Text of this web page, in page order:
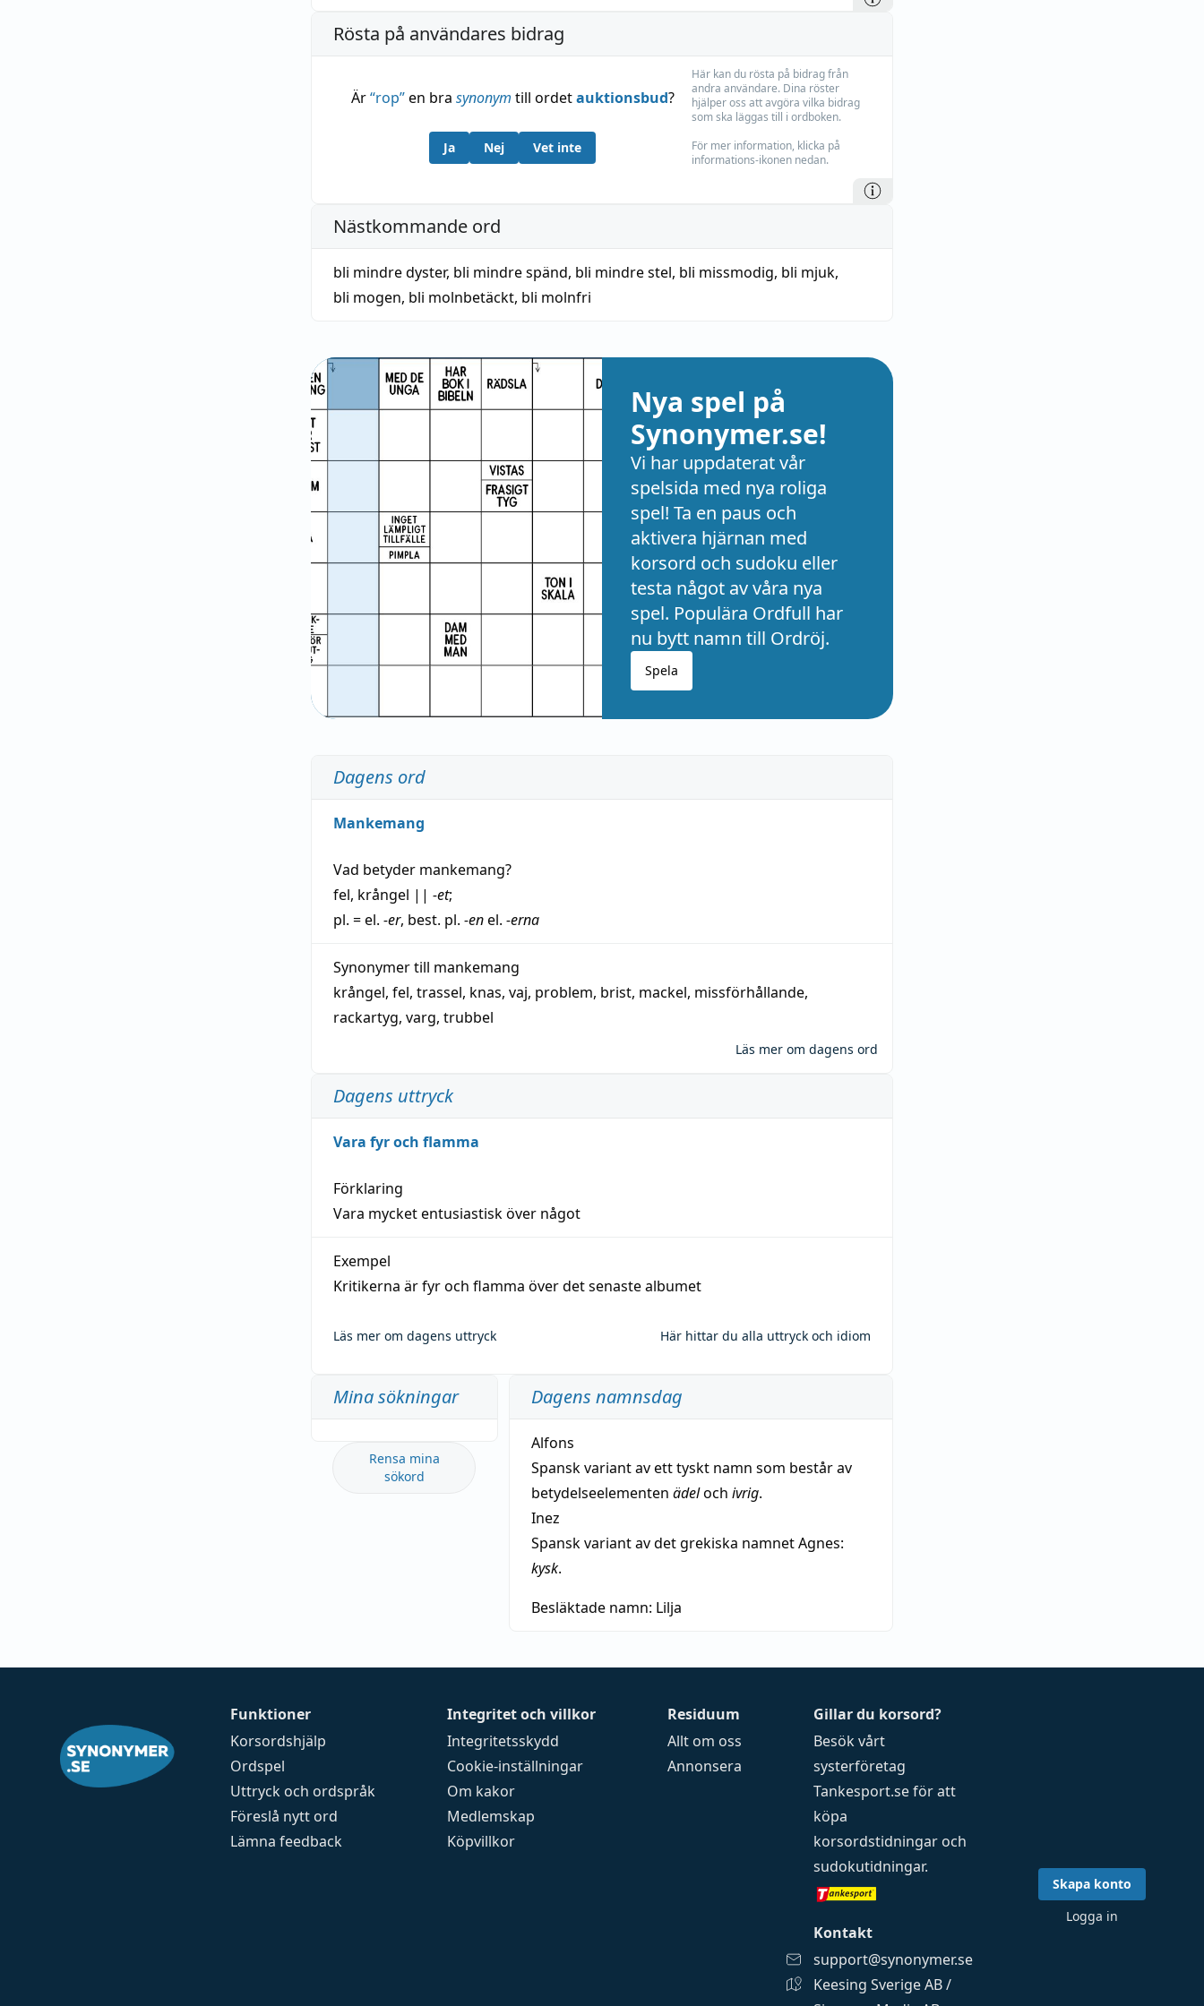
Rösta på användares bidrag
Är“rop”en bra synonym till ordetauktionsbud?
Ja Nej Vet inte
Här kan du rösta på bidrag från
andra användare. Dina röster
hjälper oss att avgöra vilka bidrag
som ska läggas till i ordboken.
För mer information, klicka på
informations-ikonen nedan.
Nästkommande ord
bli mindre dyster, bli mindre spänd, bli mindre stel, bli missmodig, bli mjuk,
bli mogen, bli molnbetäckt, bli molnfri
Nya spel på
Synonymer.se!
Vi har uppdaterat vår
spelsida med nya roliga
spel! Ta en paus och
aktivera hjärnan med
korsord och sudoku eller
testa något av våra nya
spel. Populära Ordfull har
nu bytt namn till Ordröj.
Spela
Dagens ord
Mankemang
Vad betyder mankemang?
fel, krångel || -et;
pl. = el. -er, best. pl. -enel. -erna
Synonymer till mankemang
krångel, fel, trassel, knas, vaj, problem, brist, mackel, missförhållande,
rackartyg, varg, trubbel
Läs mer om dagens ord
Dagens uttryck
Vara fyr och flamma
Förklaring
Vara mycket entusiastisk över något
Exempel
Kritikerna är fyr och flamma över det senaste albumet
Läs mer om dagens uttryck Här hittar du alla uttryck och idiom
Mina sökningar
Rensa mina
sökord
Dagens namnsdag
Alfons
Spansk variant av ett tyskt namn som består av
betydelseelementen ädeloch ivrig.
Inez
Spansk variant av det grekiska namnet Agnes:
kysk.
Besläktade namn: Lilja
Funktioner
Korsordshjälp
Ordspel
Uttryck och ordspråk
Föreslå nytt ord
Lämna feedback
Integritet och villkor
Integritetsskydd
Cookie-inställningar
Om kakor
Medlemskap
Köpvillkor
Residuum
Allt om oss
Annonsera
Gillar du korsord?
Besök vårt
systerföretag
Tankesport.seför att
köpa
korsordstidningar och
sudokutidningar.
Kontakt
support@synonymer.se
Keesing Sverige AB /
Skapa konto
Logga in